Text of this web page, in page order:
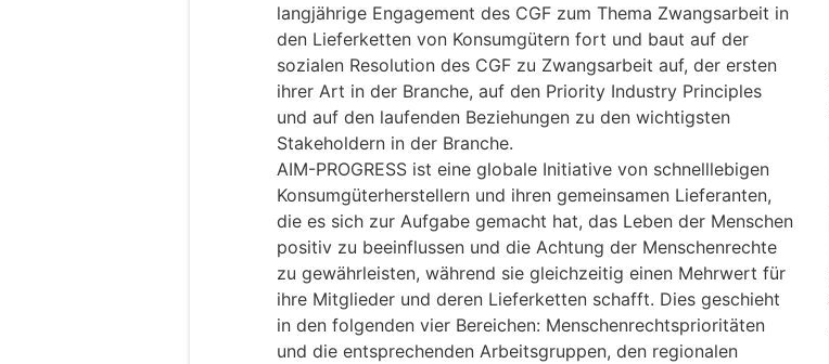
langjährige Engagement des CGF zum Thema Zwangsarbeit in
den Lieferketten von Konsumgütern fort und baut auf der
sozialen Resolution des CGF zu Zwangsarbeit auf, der ersten
ihrer Art in der Branche, auf den Priority Industry Principles
und auf den laufenden Beziehungen zu den wichtigsten
Stakeholdern in der Branche.
AIM-PROGRESS ist eine globale Initiative von schnelllebigen
Konsumgüterherstellern und ihren gemeinsamen Lieferanten,
die es sich zur Aufgabe gemacht hat, das Leben der Menschen
positiv zu beeinflussen und die Achtung der Menschenrechte
zu gewährleisten, während sie gleichzeitig einen Mehrwert für
ihre Mitglieder und deren Lieferketten schafft. Dies geschieht
in den folgenden vier Bereichen: Menschenrechtsprioritäten
und die entsprechenden Arbeitsgruppen, den regionalen